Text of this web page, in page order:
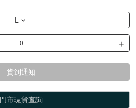
L
+
貨到通知
門市現貨查詢